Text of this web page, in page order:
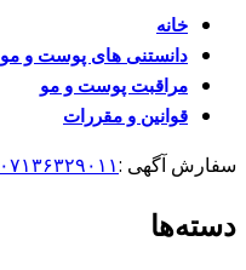
خانه
دانستنی های پوست و مو
مراقبت پوست و مو
قوانین و مقررات
سفارش آگهی :۰۷۱۳۶۳۲۹۰۱۱
دسته‌ها